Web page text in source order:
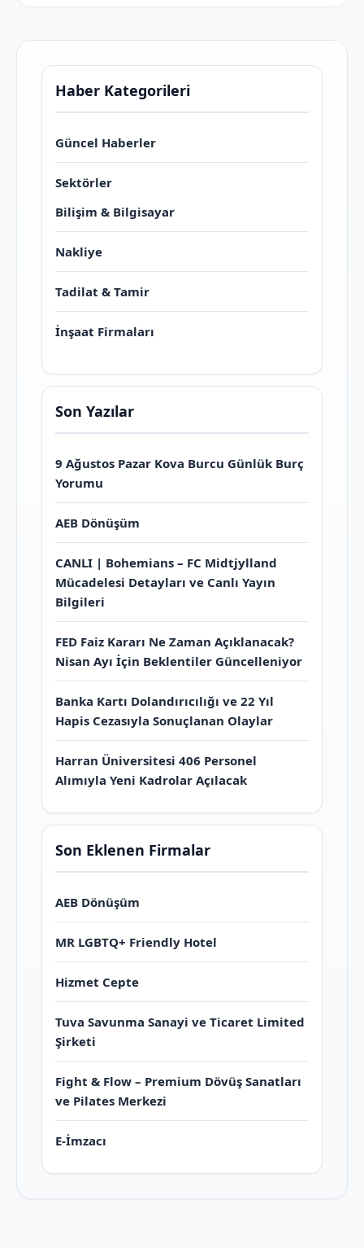
Haber Kategorileri
Güncel Haberler
Sektörler
Bilişim & Bilgisayar
Nakliye
Tadilat & Tamir
İnşaat Firmaları
Son Yazılar
9 Ağustos Pazar Kova Burcu Günlük Burç
Yorumu
AEB Dönüşüm
CANLI | Bohemians – FC Midtjylland
Mücadelesi Detayları ve Canlı Yayın
Bilgileri
FED Faiz Kararı Ne Zaman Açıklanacak?
Nisan Ayı İçin Beklentiler Güncelleniyor
Banka Kartı Dolandırıcılığı ve 22 Yıl
Hapis Cezasıyla Sonuçlanan Olaylar
Harran Üniversitesi 406 Personel
Alımıyla Yeni Kadrolar Açılacak
Son Eklenen Firmalar
AEB Dönüşüm
MR LGBTQ+ Friendly Hotel
Hizmet Cepte
Tuva Savunma Sanayi ve Ticaret Limited
Şirketi
Fight & Flow – Premium Dövüş Sanatları
ve Pilates Merkezi
E-İmzacı